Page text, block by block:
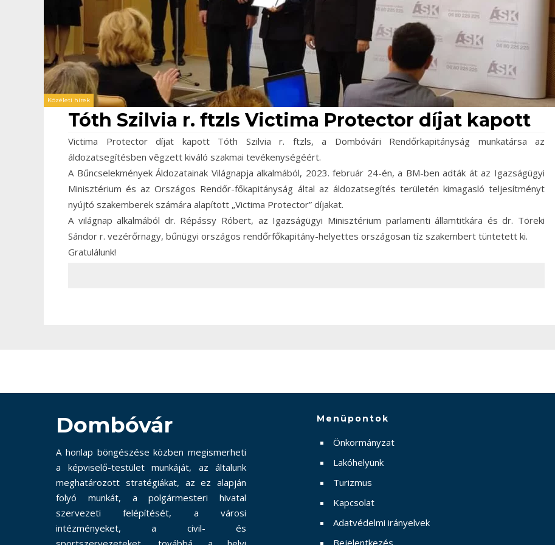
Közéleti hírek
Tóth Szilvia r. ftzls Victima Protector díjat kapott
Victima Protector díjat kapott Tóth Szilvia r. ftzls, a Dombóvári Rendőrkapitányság munkatársa az
áldozatsegítésben vêgzett kiváló szakmai tevékenységéért.
A Bűncselekmények Áldozatainak Világnapja alkalmából, 2023. február 24-én, a BM-ben adták át az Igazságügyi
Minisztérium és az Országos Rendőr-főkapitányság által az áldozatsegítés területén kimagasló teljesítményt
nyújtó szakemberek számára alapított „Victima Protector” díjakat.
A világnap alkalmából dr. Répássy Róbert, az Igazságügyi Minisztérium parlamenti államtitkára és dr. Töreki
Sándor r. vezérőrnagy, bűnügyi országos rendőrfőkapitány-helyettes országosan tíz szakembert tüntetett ki.
Gratulálunk!
Dombóvár
A honlap böngészése közben megismerheti
a képviselő-testület munkáját, az általunk
meghatározott stratégiákat, az ez alapján
folyó munkát, a polgármesteri hivatal
szervezeti felépítését, a városi
intézményeket, a civil- és
Menüpontok
Önkormányzat
Lakóhelyünk
Turizmus
Kapcsolat
Adatvédelmi irányelvek
Bejelentkezés